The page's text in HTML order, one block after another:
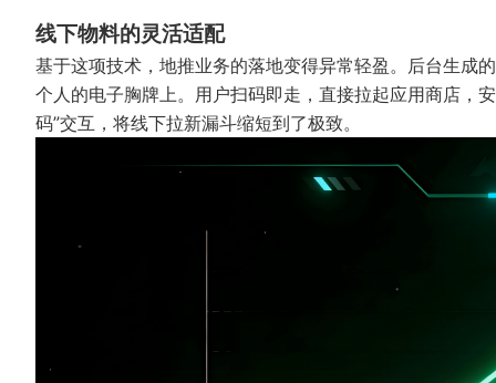
线下物料的灵活适配
基于这项技术，地推业务的落地变得异常轻盈。后台生成
个人的电子胸牌上。用户扫码即走，直接拉起应用商店，
码”交互，将线下拉新漏斗缩短到了极致。